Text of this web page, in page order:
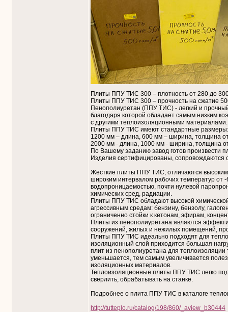
Плиты ППУ ТИС 300 – плотность от 280 до
Плиты ППУ ТИС 300 – прочность на сжатие
Пенополиуретан (ППУ ТИС) - легкий и
благодаря которой обладает самым низким
с другими теплоизоляционными материалами.
Плиты ППУ ТИС имеют стандартные размеры:
1200 мм – длина, 600 мм – ширина, толщина
2000 мм - длина, 1000 мм - ширина, толщина
По Вашему заданию завод готов произвести
Изделия сертифицированы, сопровождаются
Жесткие плиты ППУ ТИС, отличаются
широким интервалом рабочих температур от
водопроницаемостью, почти нулевой
химических сред, радиации.
Плиты ППУ ТИС обладают высокой
агрессивным средам: бензину, бензолу,
ограниченно стойки к кетонам, эфирам,
Плиты из пенополиуретана являются
сооружений, жилых и нежилых помещений,
Плиты ППУ ТИС идеально подходят для
изоляционный слой приходится большая
плит из пенополиуретана для
уменьшается, тем самым увеличивается
изоляционных материалов.
Теплоизоляционные плиты ППУ ТИС легко
сверлить, обрабатывать на станке.
Подробнее о плита ППУ ТИС в каталоге
http://tutteplo.ru/catalog/198/860/_aview_b30444